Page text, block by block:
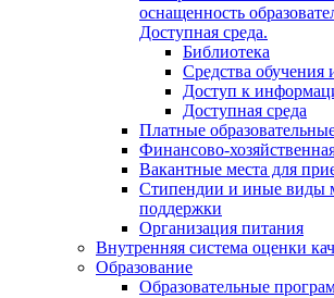
оснащенность
Доступная среда.
Библиотека
Средства обучения
Доступ к
Доступная среда
Платные
Финансово-
Вакантные места для
Стипендии и иные виды
поддержки
Организация питания
Внутренняя система оценки
Образование
Образовательные